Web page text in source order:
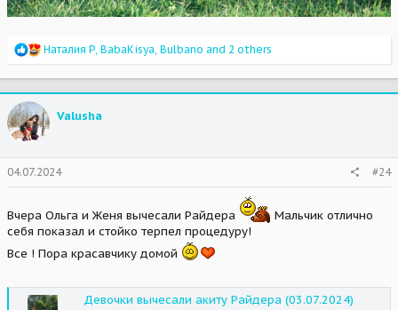
R
a
c
t
i
o
s
:
Наталия Р, BabaKisya, Bulbano and 2 others
Valusha
04.07.2024 #24
Вчера Ольга и Женя вычесали Райдера
Мальчик отлично
себя показал и стойко терпел процедуру!
Все ! Пора красавчику домой
Девочки вычесали акиту Райдера (03.07.2024)